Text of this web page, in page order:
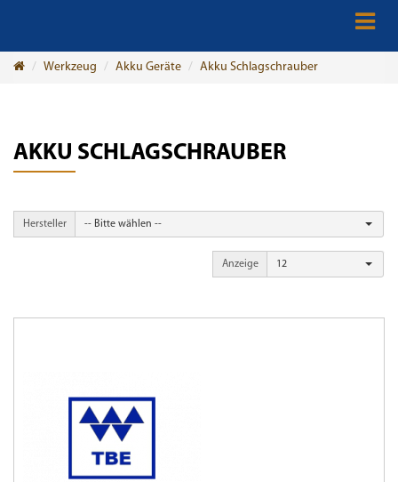
Werkzeug Akku Geräte Akku Schlagschrauber
AKKU SCHLAGSCHRAUBER
Hersteller -- Bitte wählen --
Anzeige 12